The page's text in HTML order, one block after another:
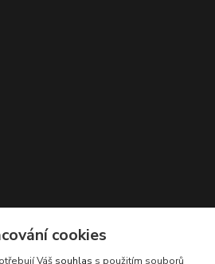
cookies
Váš souhlas s použitím souborů